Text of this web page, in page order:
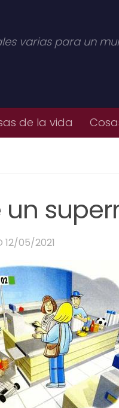
varias para un
de la vida
un
12/05/2021